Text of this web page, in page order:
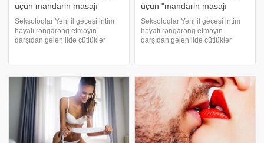
üçün mandarin masajı
Seksoloqlar Yeni il gecəsi intim
həyatı rəngarəng etməyin
qarşıdan gələn ildə cütlüklər
il gecəsindən sonra yeyib-
içməkdə
üçün "mandarin masajı
Seksoloqlar Yeni il gecəsi intim
həyatı rəngarəng etməyin
qarşıdan gələn ildə cütlüklər
içməkdən enerjiniz qalsa, bayram
inti